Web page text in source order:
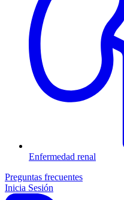
Enfermedad renal
Preguntas frecuentes
Inicia Sesión